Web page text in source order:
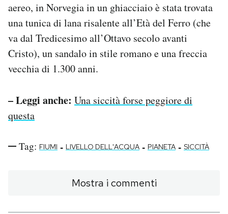
aereo, in Norvegia in un ghiacciaio è stata trovata
una tunica di lana risalente all’Età del Ferro (che
va dal Tredicesimo all’Ottavo secolo avanti
Cristo), un sandalo in stile romano e una freccia
vecchia di 1.300 anni.
– Leggi anche: Una siccità forse peggiore di
questa
Tag: FIUMI - LIVELLO DELL'ACQUA - PIANETA - SICCITÀ
Mostra i commenti